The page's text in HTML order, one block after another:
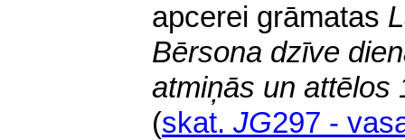
apcerei grāmatas
Bērsona dzīve
atmiņās un attēlos
(skat. JG297 -